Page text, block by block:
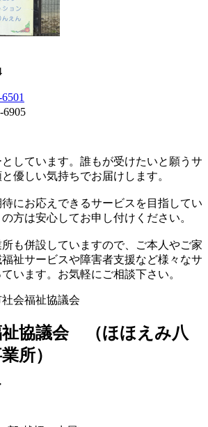
6905
しています。誰もが受けたいと願うサ
優しい気持ちでお届けします。
にお応えできるサービスを目指してい
方は安心してお申し付けください。
も併設していますので、ご本人やご家
祉サービスや障害者支援など様々なサ
います。お気軽にご相談下さい。
会福祉協議会
祉協議会 （ほほえみ八
所）